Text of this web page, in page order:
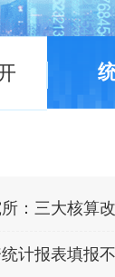
所：三大核算
计报表填报不